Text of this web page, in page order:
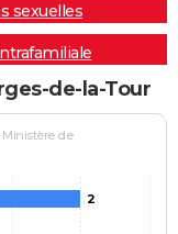
sexuelles
de-la-Tour
Ministère de
2